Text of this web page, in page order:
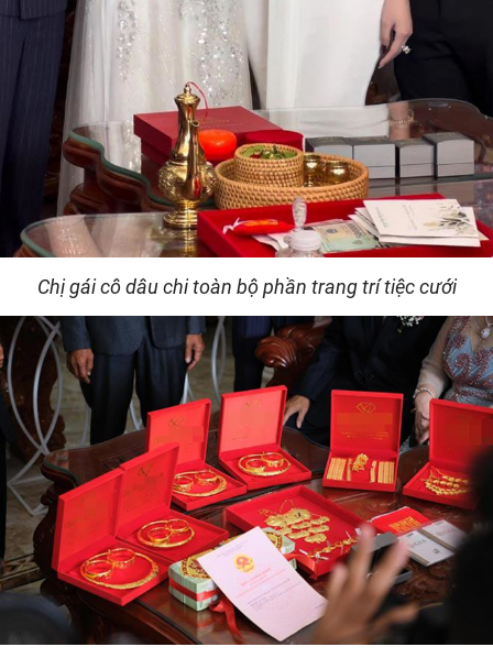
Chị gái cô dâu chi toàn bộ phần trang trí tiệc cưới